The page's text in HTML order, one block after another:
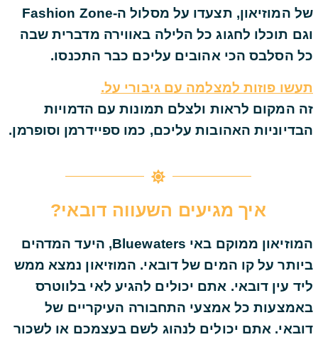
של המוזיאון, תצעדו על מסלול ה-Fashion Zone
וגם תוכלו לחגוג כל הלילה באווירה מדברית שבה
כל הסלבס הכי אהובים עליכם כבר התכנסו.
תעשו פוזות למצלמה עם גיבורי על.
זה המקום לראות ולצלם תמונות עם הדמויות
הבדיוניות האהובות עליכם, כמו ספיידרמן וסופרמן.
איך מגיעים השעווה דובאי?
המוזיאון ממוקם באי Bluewaters, היעד המדהים
ביותר על קו המים של דובאי. המוזיאון נמצא ממש
ליד עין דובאי. אתם יכולים להגיע לאי בלווטרס
באמצעות כל אמצעי התחבורה העיקריים של
דובאי. אתם יכולים לנהוג לשם בעצמכם או לשכור